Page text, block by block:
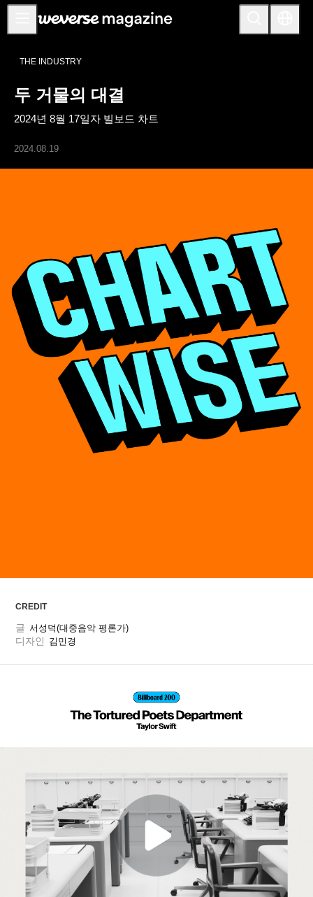
공지사항
FEATURE
INTERVIEW
REVIEW
NoW
ALL
ARTICLES
THE INDUSTRY
두 거물의 대결
2024년 8월 17일자 빌보드 차트
2024.08.19
CREDIT
글 서성덕(대중음악 평론가)
디자인 김민경